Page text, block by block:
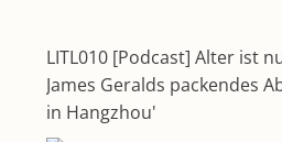
LITL010 [Podcast] Alter ist
James Geralds packendes
in Hangzhou'